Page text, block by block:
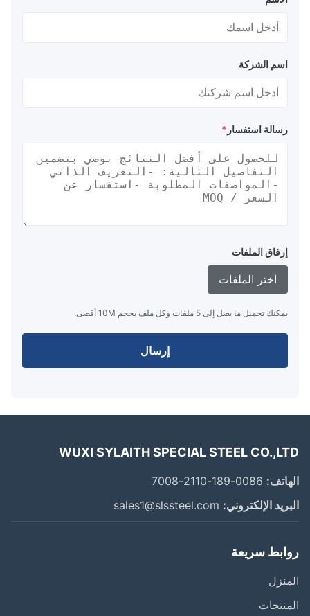
اسم الشركة
رسالة استفسار*
إرفاق الملفات
اختر الملفات
يمكنك تحميل ما يصل إلى 5 ملفات وكل ملف بحجم 10M أقصى.
إرسال
WUXI SYLAITH SPECIAL STEEL
0086-189-2110-7008
الإلكتروني: sales1@slssteel.com
سريعة